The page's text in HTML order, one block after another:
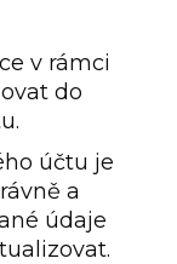
v rámci
do
účtu je
a
údaje